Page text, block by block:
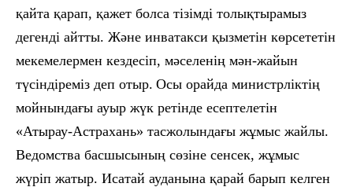
қайта қарап, қажет болса тізімді толықтырамыз
дегенді айтты. Және инватакси қызметін көрсететін
мекемелермен кездесіп, мәселенің мән-жайын
түсіндіреміз деп отыр. Осы орайда министрліктің
мойнындағы ауыр жүк ретінде есептелетін
«Атырау-Астрахань» тасжолындағы жұмыс жайлы.
Ведомства басшысының сөзіне сенсек, жұмыс
жүріп жатыр. Исатай ауданына қарай барып келген